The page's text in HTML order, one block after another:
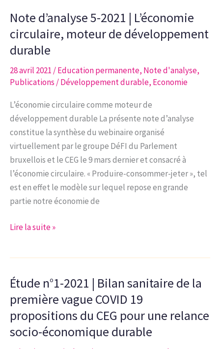
|
Mettre
en
œuvre
une
réelle
politique
d’économie
durable
et
circulaire
Note d’analyse 5-2021 | L’économie
circulaire, moteur de développement
durable
28 avril 2021 /Education permanente, Note d'analyse,
Publications /Développement durable, Economie
L’économie circulaire comme moteur de
développement durable La présente note d’analyse
constitue la synthèse du webinaire organisé
virtuellement par le groupe DéFI du Parlement
bruxellois et le CEG le 9 mars dernier et consacré à
l’économie circulaire. « Produire-consommer-jeter », tel
est en effet le modèle sur lequel repose en grande
partie notre économie de
Note
|
L’économie
circulaire,
moteur
de
Lire la suite »
Étude n°1-2021 | Bilan sanitaire de la
première vague COVID 19
propositions du CEG pour une relance
socio-économique durable